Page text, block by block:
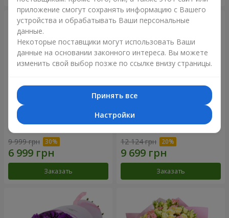
Букет "Сила Любви!"
9 999 грн
Заказать
Романтический букет
12 124 грн
Заказать
приложение смогут сохранять информацию с Вашего
устройства и обрабатывать Ваши персональные
данные.
Некоторые поставщики могут использовать Ваши
данные на основании законного интереса. Вы можете
изменить свой выбор позже по ссылке внизу страницы.
Принять все
Настройки